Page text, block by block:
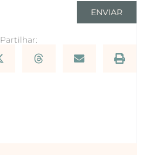
ENVIAR
Partilhar: